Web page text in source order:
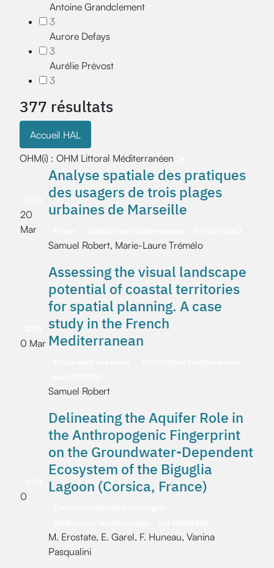
Antoine Grandclement
3
Aurore Defays
3
Aurélie Prévost
3
377 résultats
Accueil HAL
OHM(i) : OHM Littoral Méditerranéen
20
Mar
Analyse spatiale des pratiques
des usagers de trois plages
urbaines de Marseille
Samuel Robert, Marie-Laure Trémélo
0 Mar
Assessing the visual landscape
potential of coastal territories
for spatial planning. A case
study in the French
Mediterranean
Samuel Robert
0
Delineating the Aquifer Role in
the Anthropogenic Fingerprint
on the Groundwater-Dependent
Ecosystem of the Biguglia
Lagoon (Corsica, France)
M. Erostate, E. Garel, F. Huneau, Vanina
Pasqualini